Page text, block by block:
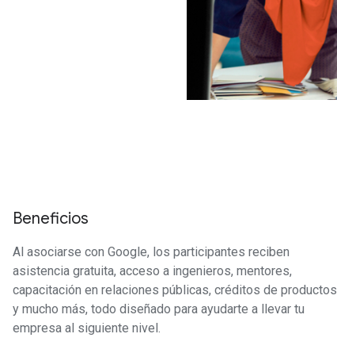
Beneficios
Al asociarse con Google, los participantes reciben
asistencia gratuita, acceso a ingenieros, mentores,
capacitación en relaciones públicas, créditos de productos
y mucho más, todo diseñado para ayudarte a llevar tu
empresa al siguiente nivel.